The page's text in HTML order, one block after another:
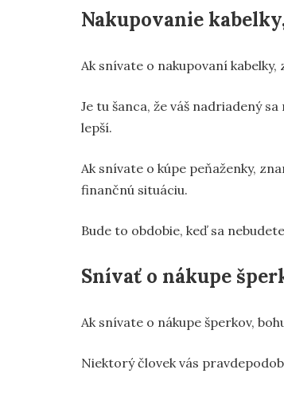
Nakupovanie
Ak snívate o nakupovaní
Je tu šanca, že váš nadriadený
lepší.
Ak snívate o kúpe peňaženky,
finančnú situáciu.
Bude to obdobie, keď sa
Snívať o nákupe
Ak snívate o nákupe šperkov,
Niektorý človek vás